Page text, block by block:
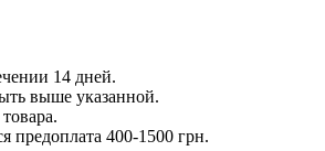
14 дней.
выше указанной.
предоплата 400-1500 грн.